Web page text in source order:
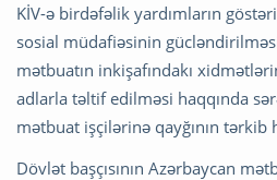
KİV-ə birdəfəlik yardımların
sosial müdafiəsinin
mətbuatın inkişafındakı
adlarla təltif edilməsi haqqında
mətbuat işçilərinə qayğının tərkib
Dövlət başçısının Azərbaycan